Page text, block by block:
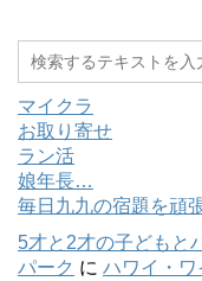
マイクラ
お取り寄せ
ラン活
娘年長…
毎日九九の宿題を頑
5才と2才の子どもと
パーク に ハワイ・ワ